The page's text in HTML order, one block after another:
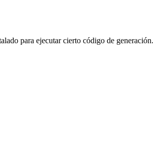
para ejecutar cierto código de